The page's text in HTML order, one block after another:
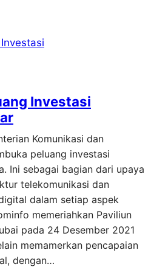
Investasi
Komunikasi dan
peluang investasi
Ini sebagai bagian dari upaya
telekomunikasi dan
dalam setiap aspek
memeriahkan Paviliun
pada 24 Desember 2021
memamerkan pencapaian
dengan…